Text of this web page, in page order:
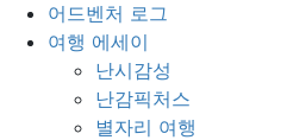
어드벤처 로그
여행 에세이
난시감성
난감픽처스
별자리 여행